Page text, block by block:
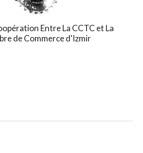
Entre La CCTC et La
de Commerce d'Izmir